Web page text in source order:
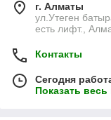
г. Алматы
ул.Утеген
есть лифт.,
Контакты
Сегодня
Показать